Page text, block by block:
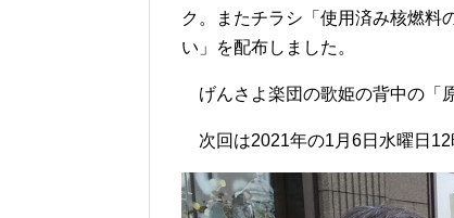
ク。またチラシ「使用済み核燃料
い」を配布しました。
げんさよ楽団の歌姫の背中の「
次回は2021年の1月6日水曜日12